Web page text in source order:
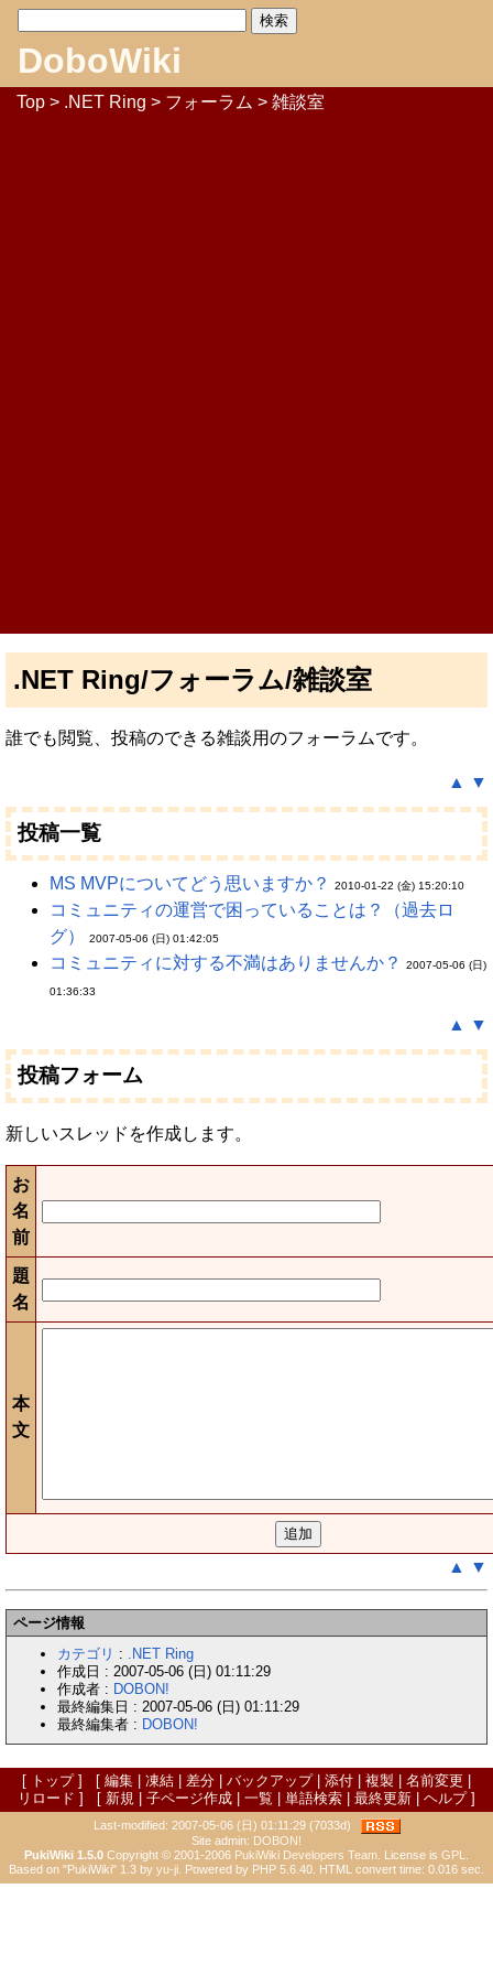
DoboWiki
Top > .NET Ring > フォーラム > 雑談室
.NET Ring/フォーラム/雑談室
誰でも閲覧、投稿のできる雑談用のフォーラムです。
▲ ▼
投稿一覧
MS MVPについてどう思いますか？ 2010-01-22 (金) 15:20:10
コミュニティの運営で困っていることは？（過去ロ
グ）
2007-05-06 (日) 01:42:05
コミュニティに対する不満はありませんか？ 2007-05-06 (日)
01:36:33
▲ ▼
投稿フォーム
新しいスレッドを作成します。
お
名
前
題
名
本
文
▲ ▼
ページ情報
カテゴリ : .NET Ring
作成日 : 2007-05-06 (日) 01:11:29
作成者 : DOBON!
最終編集日 : 2007-05-06 (日) 01:11:29
最終編集者 : DOBON!
[ トップ] [ 編集 凍結 差分 バックアップ| 添付 複製 名前変更
リロード ] [ 新規 子ページ作成 一覧 単語検索 最終更新 ヘルプ]
Last-modified: 2007-05-06 (日) 01:11:29 (7033d)
Site admin: DOBON!
PukiWiki 1.5.0 Copyright © 2001-2006 PukiWiki Developers Team . License is GPL
Based on "PukiWiki" 1.3 by yu-ji . Powered by PHP 5.6.40. HTML convert time: 0.016 sec.